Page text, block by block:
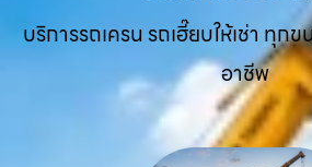
บริการรถเครน รถเฮี๊ยบให้เช่า ทุ
อาชีพ